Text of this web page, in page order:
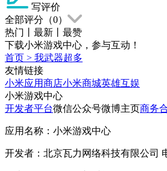
写评价
全部评分（0）
热门
最新
最赞
下载小米游戏中心，参与互动！
首页 > 我武器超多
友情链接
小米应用商店小米商城英雄互娱
小米游戏中心
开发者平台微信公众号微博主页商务
应用名称：小米游戏中心
开发者：北京瓦力网络科技有限公司